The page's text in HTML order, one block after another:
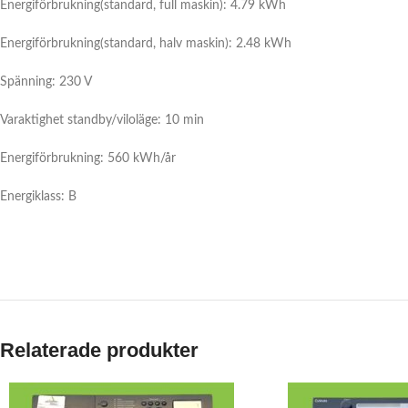
Energiförbrukning(standard, full maskin): 4.79 kWh
Energiförbrukning(standard, halv maskin): 2.48 kWh
Spänning: 230 V
Varaktighet standby/viloläge: 10 min
Energiförbrukning: 560 kWh/år
Energiklass: B
Relaterade produkter